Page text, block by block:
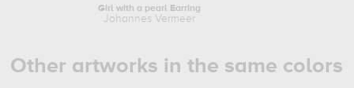
Girl with a pearl Earring
Johannes Vermeer
Other artworks in the same colors